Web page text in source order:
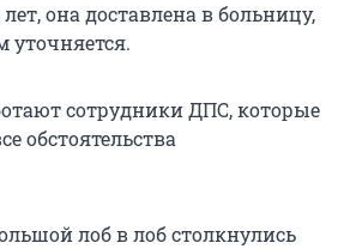
она доставлена в больницу,
уточняется.
сотрудники ДПС, которые
обстоятельства
лоб в лоб столкнулись